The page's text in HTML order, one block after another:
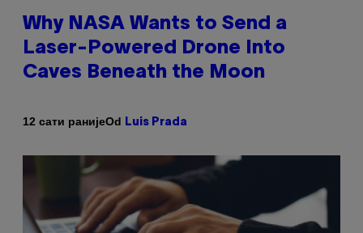
Why NASA Wants to Send a
Laser-Powered Drone Into
Caves Beneath the Moon
12 сати ранијеOd Luis Prada